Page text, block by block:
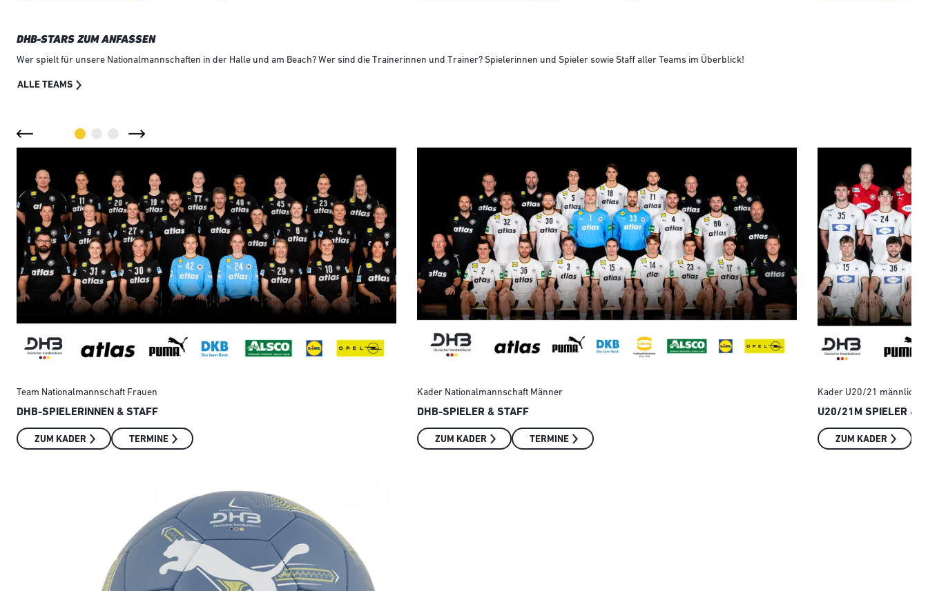
DHB-STARS ZUM ANFASSEN
Wer spielt für unsere Nationalmannschaften in der Halle und am Beach? Wer sind die Trainerinnen und Trainer? Spielerinnen und Spieler sowie Staff aller Teams im Überblick!
ALLE TEAMS
Team Nationalmannschaft Frauen
DHB-SPIELERINNEN & STAFF
ZUM KADER TERMINE
Kader Nationalmannschaft Männer
DHB-SPIELER & STAFF
ZUM KADER TERMINE
Kader U20/21 männlich
U20/21M SPIELER &
ZUM KADER